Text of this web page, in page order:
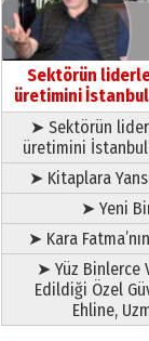
17 Şubat 2026
Bir
BİR
Sektörün
üretimini
➤ Sektörün
üretimini
➤ Kitaplara
➤ Yeni
➤ Kara
➤ Yüz Binlerce
Edildiği Özel
Ehline,